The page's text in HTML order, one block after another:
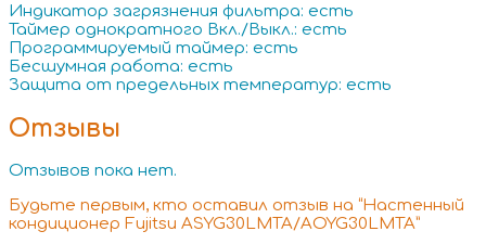
Индикатор загрязнения фильтра: есть
Таймер однократного Вкл./Выкл.: есть
Программируемый таймер: есть
Бесшумная работа: есть
Защита от предельных температур: есть
Отзывы
Отзывов пока нет.
Будьте первым, кто оставил отзыв на “Настенный
кондиционер Fujitsu ASYG30LMTA/AOYG30LMTA”